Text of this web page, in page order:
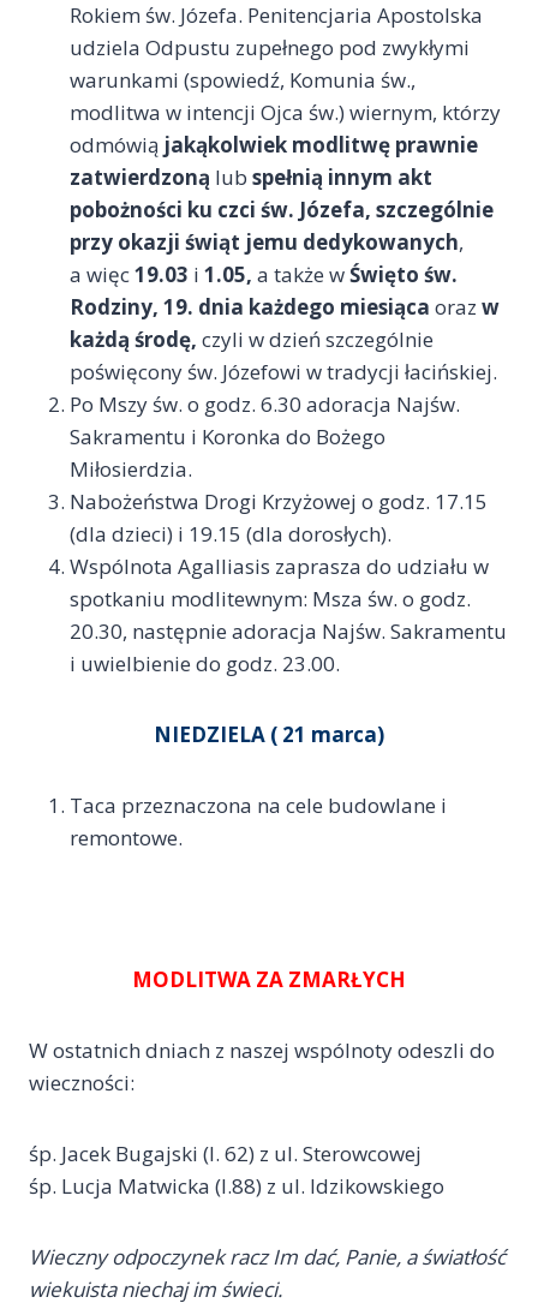
Rokiem św. Józefa. Penitencjaria Apostolska
udziela Odpustu zupełnego pod zwykłymi
warunkami (spowiedź, Komunia św.,
modlitwa w intencji Ojca św.) wiernym, którzy
odmówią jakąkolwiek modlitwę prawnie
zatwierdzoną lub spełnią innym akt
pobożności ku czci św. Józefa, szczególnie
przy okazji świąt jemu dedykowanych,
a więc19.03 i 1.05, a także wŚwięto św.
Rodziny, 19. dnia każdego miesiąca oraz w
każdą środę, czyli w dzień szczególnie
poświęcony św. Józefowi w tradycji łacińskiej.
Po Mszy św. o godz. 6.30 adoracja Najśw.
Sakramentu i Koronka do Bożego
Miłosierdzia.
Nabożeństwa Drogi Krzyżowej o godz. 17.15
(dla dzieci) i 19.15 (dla dorosłych).
Wspólnota Agalliasis zaprasza do udziału w
spotkaniu modlitewnym: Msza św. o godz.
20.30, następnie adoracja Najśw. Sakramentu
i uwielbienie do godz. 23.00.
NIEDZIELA ( 21 marca)
Taca przeznaczona na cele budowlane i
remontowe.
MODLITWA ZA ZMARŁYCH
W ostatnich dniach z naszej wspólnoty odeszli do
wieczności:
śp. Jacek Bugajski (l. 62) z ul. Sterowcowej
śp. Lucja Matwicka (l.88) z ul. Idzikowskiego
Wieczny odpoczynek racz Im dać, Panie, a światłość
wiekuista niechaj im świeci.